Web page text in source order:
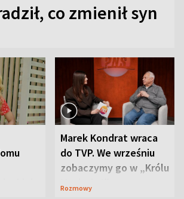
co zmienił syn
Marek Kondrat wraca
do TVP. We wrześniu
zobaczymy go w „Królu
Maciusiu I”
Rozmowy